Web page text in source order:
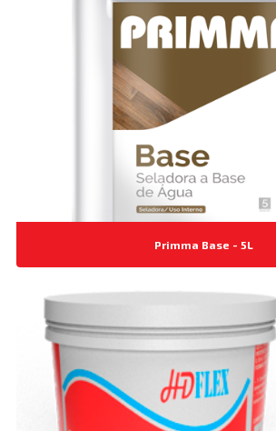
Primma Base - 5L